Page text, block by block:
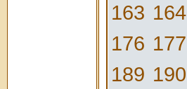
163 164
176 177
189 190